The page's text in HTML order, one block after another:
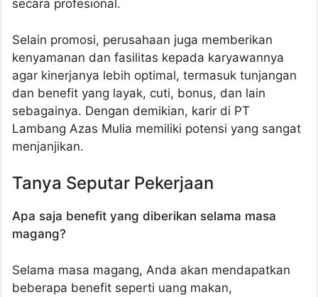
secara profesional.
Selain promosi, perusahaan juga memberikan
kenyamanan dan fasilitas kepada karyawannya
agar kinerjanya lebih optimal, termasuk tunjangan
dan benefit yang layak, cuti, bonus, dan lain
sebagainya. Dengan demikian, karir di PT
Lambang Azas Mulia memiliki potensi yang sangat
menjanjikan.
Tanya Seputar Pekerjaan
Apa saja benefit yang diberikan selama masa
magang?
Selama masa magang, Anda akan mendapatkan
beberapa benefit seperti uang makan,